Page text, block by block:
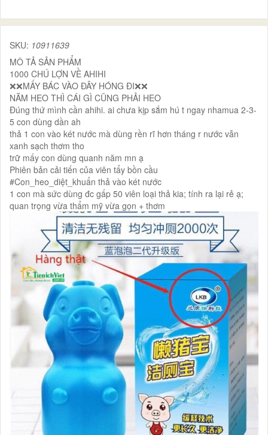
SKU: 10911639
MÔ TẢ SẢN PHẨM
1000 CHÚ LỢN VỀ AHIHI
❌❌MẤY BÁC VÀO ĐÂY HÓNG ĐI❌❌
NĂM HEO THÌ CÁI GÌ CŨNG PHẢI HEO
Đúng thứ mình cần ahihi. ai chưa kịp sắm hú t ngay nhamua 2-3-
5 con dùng dần ah
thả 1 con vào két nước mà dùng rền rĩ hơn tháng r nước vẫn
xanh sạch thơm tho
trữ mấy con dùng quanh năm mn ạ
Phiên bản cải tiến của viên tẩy bồn cầu
#Con_heo_diệt_khuẩn thả vào két nước
1 con mà sức dùng đc gấp 50 viên loại thả kia; tính ra lại rẻ ạ;
quan trọng vừa thẩm mỹ vừa gọn + thơm